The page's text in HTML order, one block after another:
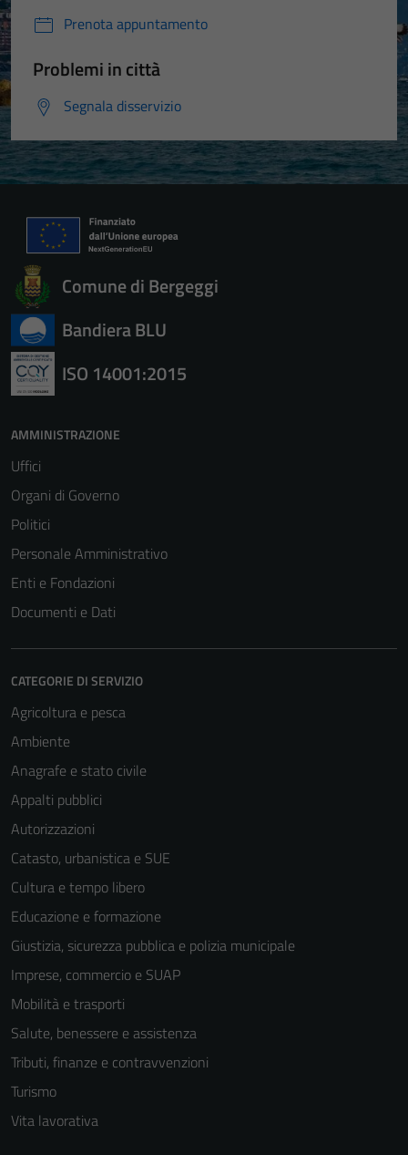
Prenota appuntamento
Problemi in città
Segnala disservizio
Comune di Bergeggi
Bandiera BLU
ISO 14001:2015
AMMINISTRAZIONE
Uffici
Organi di Governo
Politici
Personale Amministrativo
Enti e Fondazioni
Documenti e Dati
CATEGORIE DI SERVIZIO
Agricoltura e pesca
Ambiente
Anagrafe e stato civile
Appalti pubblici
Autorizzazioni
Catasto, urbanistica e SUE
Cultura e tempo libero
Educazione e formazione
Giustizia, sicurezza pubblica e polizia municipale
Imprese, commercio e SUAP
Mobilità e trasporti
Salute, benessere e assistenza
Tributi, finanze e contravvenzioni
Turismo
Vita lavorativa